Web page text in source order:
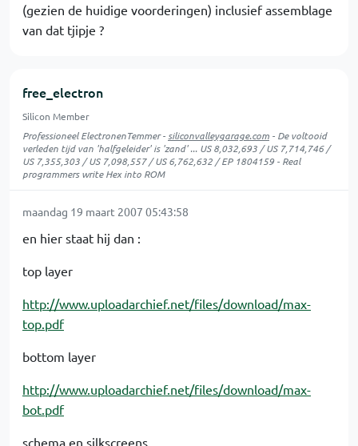
(gezien de huidige voorderingen) inclusief assemblage
van dat tjipje ?
free_electron
Silicon Member
Professioneel ElectronenTemmer - siliconvalleygarage.com - De voltooid
verleden tijd van 'halfgeleider' is 'zand' ... US 8,032,693 / US 7,714,746 /
US 7,355,303 / US 7,098,557 / US 6,762,632 / EP 1804159 - Real
programmers write Hex into ROM
maandag 19 maart 2007 05:43:58
en hier staat hij dan :
top layer
http://www.uploadarchief.net/files/download/max-
top.pdf
bottom layer
http://www.uploadarchief.net/files/download/max-
bot.pdf
schema en silkscreens